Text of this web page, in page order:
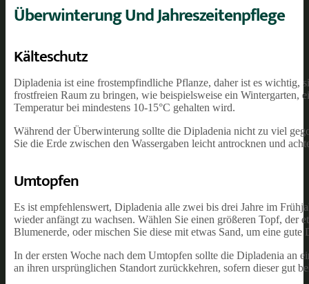
Überwinterung Und Jahreszeitenpflege
Kälteschutz
Dipladenia ist eine frostempfindliche Pflanze, daher ist es wichtig,
frostfreien Raum zu bringen, wie beispielsweise ein Wintergarten,
Temperatur bei mindestens 10-15°C gehalten wird.
Während der Überwinterung sollte die Dipladenia nicht zu viel
Sie die Erde zwischen den Wassergaben leicht antrocknen und
Umtopfen
Es ist empfehlenswert, Dipladenia alle zwei bis drei Jahre im
wieder anfängt zu wachsen. Wählen Sie einen größeren Topf, der
Blumenerde, oder mischen Sie diese mit etwas Sand, um eine gute
In der ersten Woche nach dem Umtopfen sollte die Dipladenia an
an ihren ursprünglichen Standort zurückkehren, sofern dieser gut